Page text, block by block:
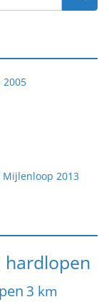
2005
Mijlenloop 2013
hardlopen
3 km